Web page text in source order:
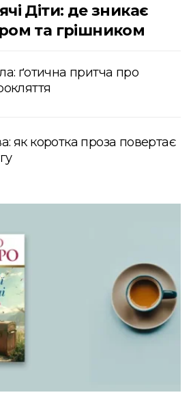
Діти: де зникає
та грішником
ґотична притча про
як коротка проза повертає